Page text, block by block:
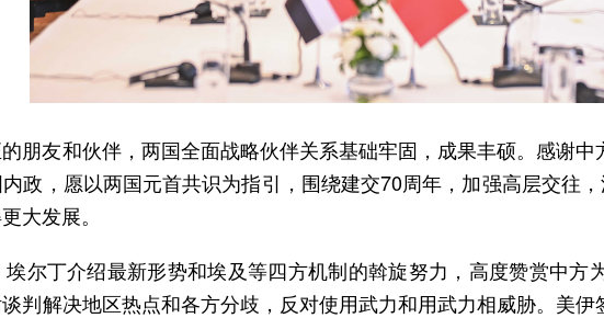
朋友和伙伴，两国全面战略伙伴关系基础牢固，成果丰硕。感谢
政，愿以两国元首共识为指引，围绕建交70周年，加强高层交往
大发展。
尔丁介绍最新形势和埃及等四方机制的斡旋努力，高度赞赏中
判解决地区热点和各方分歧，反对使用武力和用武力相威胁。美